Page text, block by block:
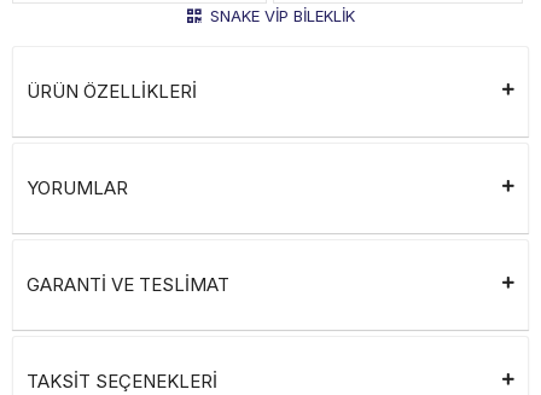
SNAKE VİP BİLEKLİK
ÜRÜN ÖZELLİKLERİ
YORUMLAR
GARANTİ VE TESLİMAT
TAKSİT SEÇENEKLERİ